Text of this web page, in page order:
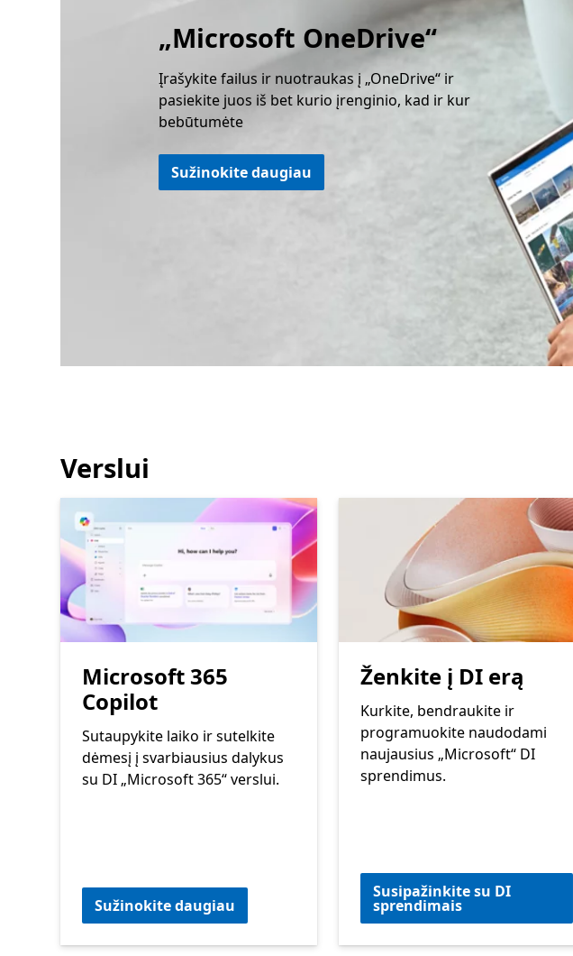
„Microsoft OneDrive“
Įrašykite failus ir nuotraukas į „OneDrive“ ir
pasiekite juos iš bet kurio įrenginio, kad ir kur
bebūtumėte
Sužinokite daugiau
Verslui
Microsoft 365
Copilot
Sutaupykite laiko ir sutelkite
dėmesį į svarbiausius dalykus
su DI „Microsoft 365“ verslui.
Sužinokite daugiau
Ženkite į DI erą
Kurkite, bendraukite ir
programuokite naudodami
naujausius „Microsoft“ DI
sprendimus.
Susipažinkite su DI
sprendimais